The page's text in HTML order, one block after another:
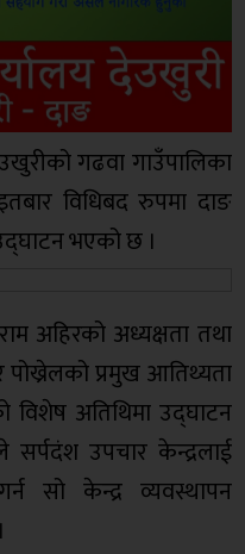
गढवा गाउँपालिका
विधिबद रुपमा दाङ
भएको छ ।
अहिरको अध्यक्षता तथा
पोख्रेलको प्रमुख आतिथ्यता
अतिथिमा उद्घाटन
सर्पदंश उपचार केन्द्रलाई
सो केन्द्र व्यवस्थापन